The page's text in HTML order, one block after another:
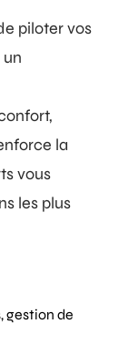
piloter vos
la
vous
les plus
gestion de